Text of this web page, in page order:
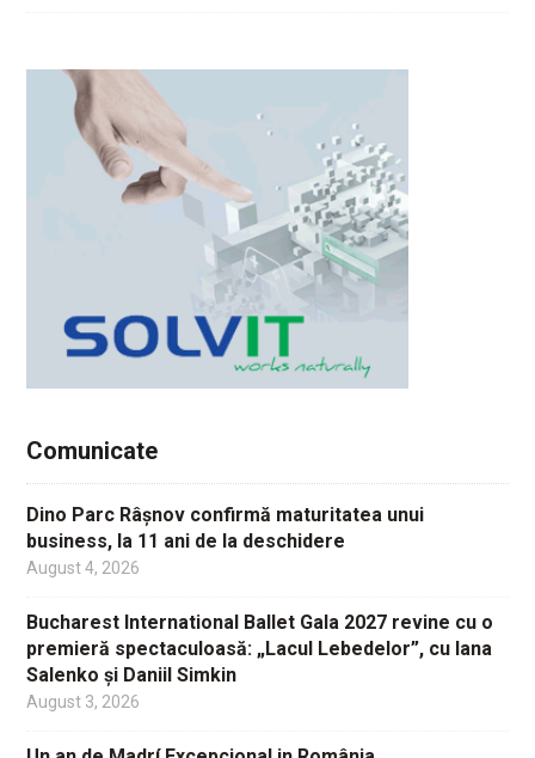
Comunicate
Dino Parc Râșnov confirmă maturitatea unui
business, la 11 ani de la deschidere
August 4, 2026
Bucharest International Ballet Gala 2027 revine cu o
premieră spectaculoasă: „Lacul Lebedelor”, cu Iana
Salenko și Daniil Simkin
August 3, 2026